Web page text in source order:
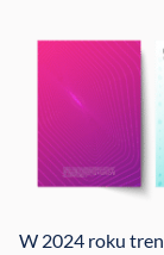
W 2024 roku